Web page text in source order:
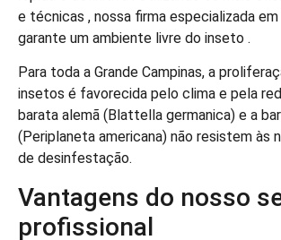
e técnicas , nossa firma especializada
garante um ambiente livre do inseto .
Para toda a Grande Campinas, a
insetos é favorecida pelo clima e pela
barata alemã (Blattella germanica) e a
(Periplaneta americana) não resistem às
de desinfestação.
Vantagens do nosso
profissional